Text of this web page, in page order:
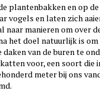
plantenbakken en op
vogels en laten zich
naar manieren om over
het doel natuurlijk is om
daken van de buren te
voor, een soort die
meter bij ons